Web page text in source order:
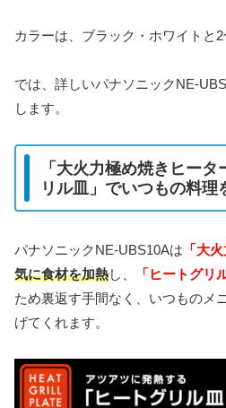
カラーは、ブラック・ホワイトと
では、詳しいパナソニックNE-
します。
「大火力極め焼きヒー
リル皿」でいつもの料理
パナソニックNE-UBS10Aは 「大
気に食材を加熱し、 「ヒートグリ
ため裏返す手間なく、いつものメ
げてくれます。